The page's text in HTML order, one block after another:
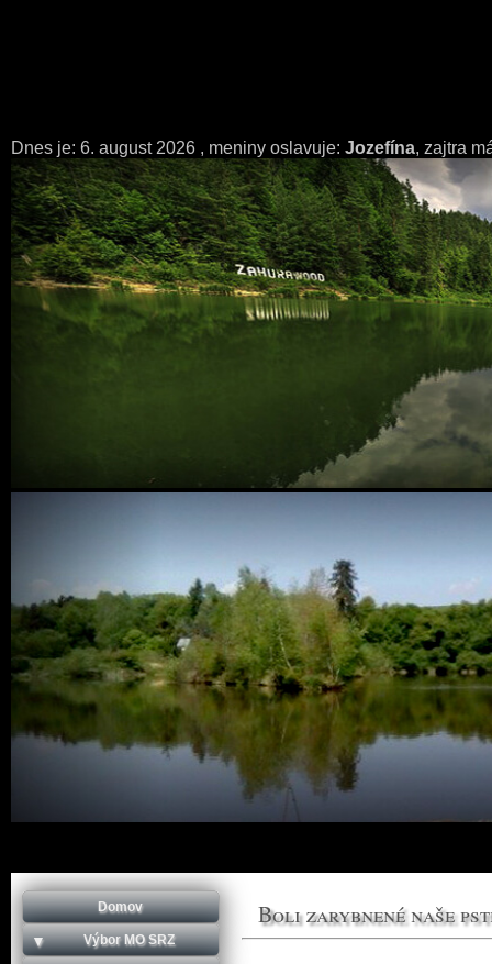
Dnes je: 6. august 2026 , meniny oslavuje: Jozefína, zajtra
Domov
Výbor MO SRZ
Boli zarybnené naše